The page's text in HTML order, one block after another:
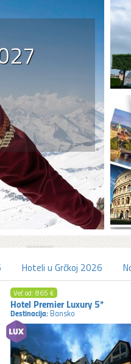
Hoteli u Grčkoj 2026
Već od: 865 €
Hotel Premier Luxury 5*
Destinacija: Bansko